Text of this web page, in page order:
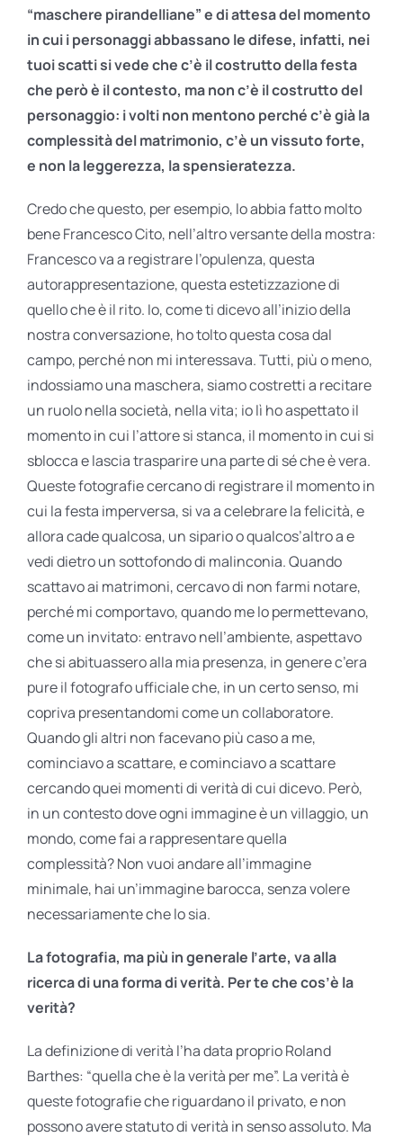
“maschere pirandelliane” e di attesa del momento
in cui i personaggi abbassano le difese, infatti, nei
tuoi scatti si vede che c’è il costrutto della festa
che però è il contesto, ma non c’è il costrutto del
personaggio: i volti non mentono perché c’è già la
complessità del matrimonio, c’è un vissuto forte,
e non la leggerezza, la spensieratezza.
Credo che questo, per esempio, lo abbia fatto molto
bene Francesco Cito, nell’altro versante della mostra:
Francesco va a registrare l’opulenza, questa
autorappresentazione, questa estetizzazione di
quello che è il rito. Io, come ti dicevo all’inizio della
nostra conversazione, ho tolto questa cosa dal
campo, perché non mi interessava. Tutti, più o meno,
indossiamo una maschera, siamo costretti a recitare
un ruolo nella società, nella vita; io lì ho aspettato il
momento in cui l’attore si stanca, il momento in cui si
sblocca e lascia trasparire una parte di sé che è vera.
Queste fotografie cercano di registrare il momento in
cui la festa imperversa, si va a celebrare la felicità, e
allora cade qualcosa, un sipario o qualcos’altro a e
vedi dietro un sottofondo di malinconia. Quando
scattavo ai matrimoni, cercavo di non farmi notare,
perché mi comportavo, quando me lo permettevano,
come un invitato: entravo nell’ambiente, aspettavo
che si abituassero alla mia presenza, in genere c’era
pure il fotografo ufficiale che, in un certo senso, mi
copriva presentandomi come un collaboratore.
Quando gli altri non facevano più caso a me,
cominciavo a scattare, e cominciavo a scattare
cercando quei momenti di verità di cui dicevo. Però,
in un contesto dove ogni immagine è un villaggio, un
mondo, come fai a rappresentare quella
complessità? Non vuoi andare all’immagine
minimale, hai un’immagine barocca, senza volere
necessariamente che lo sia.
La fotografia, ma più in generale l’arte, va alla
ricerca di una forma di verità. Per te che cos’è la
verità?
La definizione di verità l’ha data proprio Roland
Barthes: “quella che è la verità per me”. La verità è
queste fotografie che riguardano il privato, e non
possono avere statuto di verità in senso assoluto. Ma